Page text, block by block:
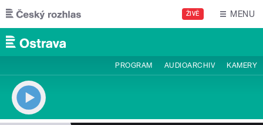
Přejít k hlavnímu obsahu
ŽIVĚ MENU
PROGRAM AUDIOARCHIV KAMERY